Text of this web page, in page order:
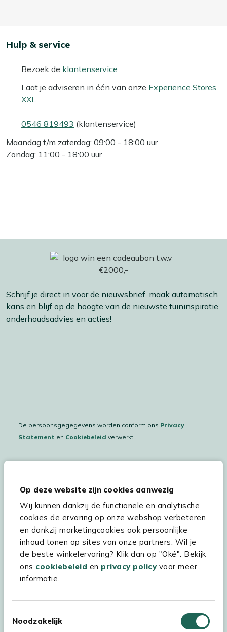
Op deze website zijn cookies aanwezig
Wij kunnen dankzij de functionele en analytische
cookies de ervaring op onze webshop verbeteren
en dankzij marketingcookies ook persoonlijke
inhoud tonen op sites van onze partners. Wil je
de beste winkelervaring? Klik dan op "Oké". Bekijk
ons cookiebeleid en privacy policyvoor meer
informatie.
Noodzakelijk
Hulp & service
Bezoek de klantenservice
Laat je adviseren in één van onze Experience Stores
XXL
0546 819493 (klantenservice)
Maandag t/m zaterdag: 09:00 - 18:00 uur
Zondag: 11:00 - 18:00 uur
Schrijf je direct in voor de nieuwsbrief, maak automatisch
kans en blijf op de hoogte van de nieuwste tuininspiratie,
onderhoudsadvies en acties!
De persoonsgegegevens worden conform ons Privacy
Statement en Cookiebeleid verwerkt.
Hulp & service
Assortiment
Kees Smit Tuinmeubelen
Experience Stores XXL